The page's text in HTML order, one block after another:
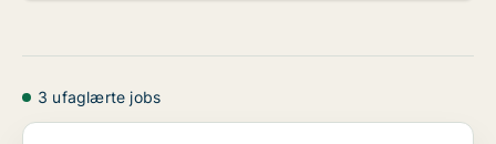
3 ufaglærte jobs
Administrativ medarbejder til HR i Nordsjællands [...